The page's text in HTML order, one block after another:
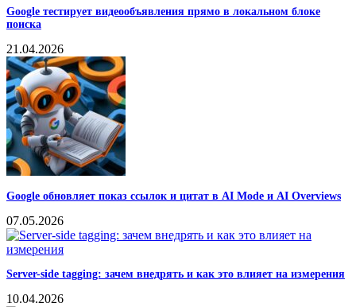
Google тестирует видеообъявления прямо в локальном блоке
поиска
21.04.2026
Google обновляет показ ссылок и цитат в AI Mode и AI Overviews
07.05.2026
Server-side tagging: зачем внедрять и как это влияет на измерения
10.04.2026